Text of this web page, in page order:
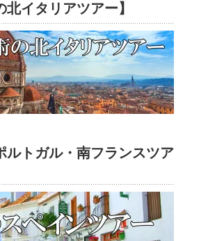
北イタリアツアー】
ルトガル・南フランスツア